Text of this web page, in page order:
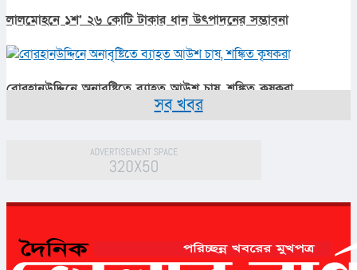
লালমোহনে ১শ’ ২৬ কোটি টাকার ধান উৎপাদনের সম্ভাবনা
বোরহানউদ্দিনে অনাবৃষ্টিতে ব্যাহত আউশ চাষ, শঙ্কিত কৃষকরা
সব খবর